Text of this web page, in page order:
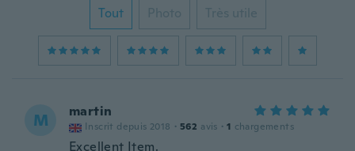
Tout Photo Très utile
M martin
Inscrit depuis 2018 · 562 avis · 1 chargements
Excellent Item.